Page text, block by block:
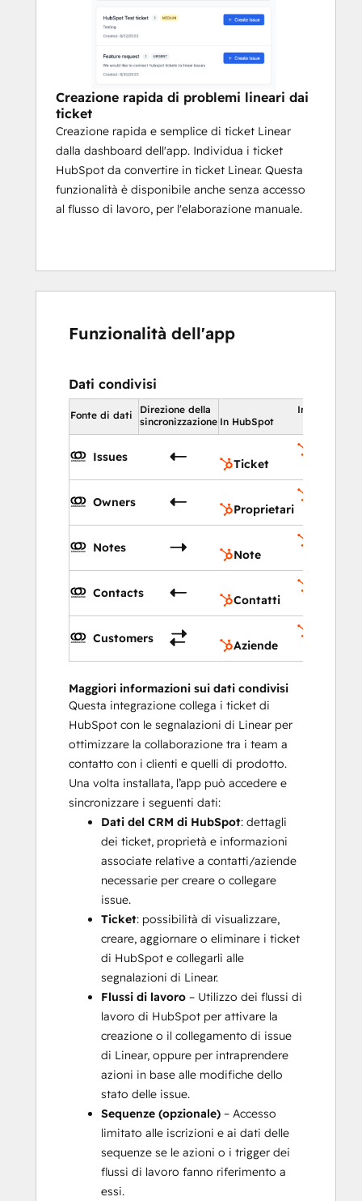
Creazione rapida di problemi lineari dai
ticket
Creazione rapida e semplice di ticket Linear
dalla dashboard dell'app. Individua i ticket
HubSpot da convertire in ticket Linear. Questa
funzionalità è disponibile anche senza accesso
al flusso di lavoro, per l'elaborazione manuale.
Funzionalità dell'app
Dati condivisi
Fonte di dati
Direzione della
sincronizzazione
In HubSpot
In HubSpot
Issues
Ticket
Owners
Proprietari
Notes
Note
Contacts
Contatti
Customers
Aziende
Maggiori informazioni sui dati condivisi
Questa integrazione collega i ticket di
HubSpot con le segnalazioni di Linear per
ottimizzare la collaborazione tra i team a
contatto con i clienti e quelli di prodotto.
Una volta installata, l’app può accedere e
sincronizzare i seguenti dati:
Dati del CRM di HubSpot: dettagli
dei ticket, proprietà e informazioni
associate relative a contatti/aziende
necessarie per creare o collegare
issue.
Ticket: possibilità di visualizzare,
creare, aggiornare o eliminare i ticket
di HubSpot e collegarli alle
segnalazioni di Linear.
Flussi di lavoro – Utilizzo dei flussi di
lavoro di HubSpot per attivare la
creazione o il collegamento di issue
di Linear, oppure per intraprendere
azioni in base alle modifiche dello
stato delle issue.
Sequenze (opzionale) – Accesso
limitato alle iscrizioni e ai dati delle
sequenze se le azioni o i trigger dei
flussi di lavoro fanno riferimento a
essi.